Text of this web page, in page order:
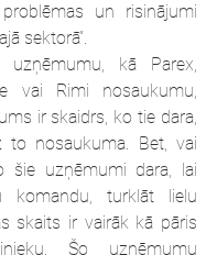
un risinājumi
sektorā”.
uzņēmumu, kā Parex,
vai Rimi nosaukumu,
ir skaidrs, ko tie dara,
to nosaukuma. Bet, vai
šie uzņēmumi dara, lai
komandu, turklāt lielu
skaits ir vairāk kā pāris
Šo uzņēmumu